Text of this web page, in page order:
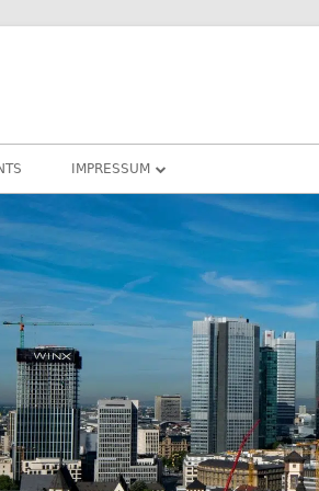
DARMSTADT
RHEIN-MAIN
IMPRESSUM
DATENSCHUTZ
COOKIE – RICHTLINIEN